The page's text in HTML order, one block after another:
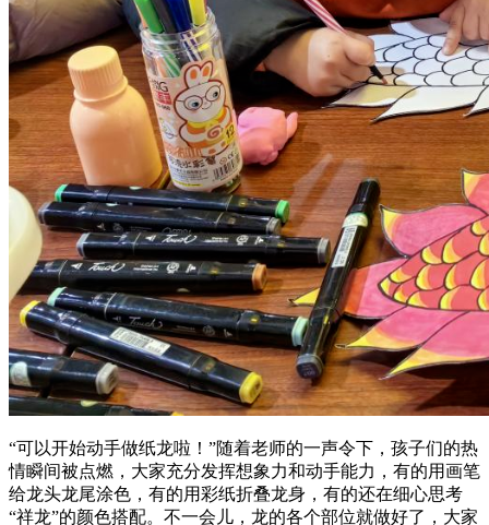
“可以开始动手做纸龙啦！”随着老师的一声令下，孩子们的热
情瞬间被点燃，大家充分发挥想象力和动手能力，有的用画笔
给龙头龙尾涂色，有的用彩纸折叠龙身，有的还在细心思考
“祥龙”的颜色搭配。不一会儿，龙的各个部位就做好了，大家